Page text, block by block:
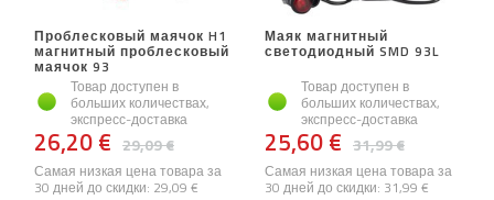
Проблесковый маячок H1
магнитный проблесковый
маячок 93
Товар доступен в
больших количествах,
экспресс-доставка
29,09 €
26,20 €
Самая низкая цена товара за
30 дней до скидки: 29,09 €
Маяк магнитный
светодиодный SMD 93L
Товар доступен в
больших количествах,
экспресс-доставка
31,99 €
25,60 €
Самая низкая цена товара за
30 дней до скидки: 31,99 €